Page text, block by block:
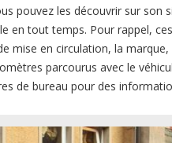
pouvez les découvrir sur son
en tout temps. Pour rappel,
mise en circulation, la
parcourus avec le
de bureau pour des